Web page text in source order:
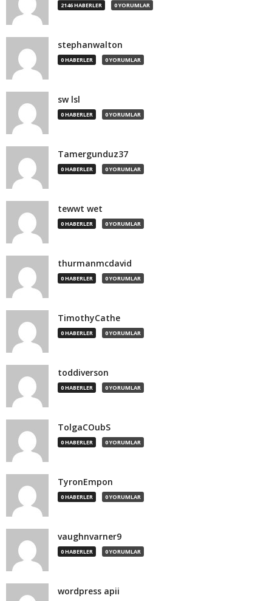
2146 HABERLER 0 YORUMLAR
stephanwalton
0 HABERLER 0 YORUMLAR
sw lsl
0 HABERLER 0 YORUMLAR
Tamergunduz37
0 HABERLER 0 YORUMLAR
tewwt wet
0 HABERLER 0 YORUMLAR
thurmanmcdavid
0 HABERLER 0 YORUMLAR
TimothyCathe
0 HABERLER 0 YORUMLAR
toddiverson
0 HABERLER 0 YORUMLAR
TolgaCOubS
0 HABERLER 0 YORUMLAR
TyronEmpon
0 HABERLER 0 YORUMLAR
vaughnvarner9
0 HABERLER 0 YORUMLAR
wordpress apii